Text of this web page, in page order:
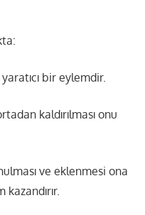
bir eylemdir.
kaldırılması onu
ve eklenmesi ona